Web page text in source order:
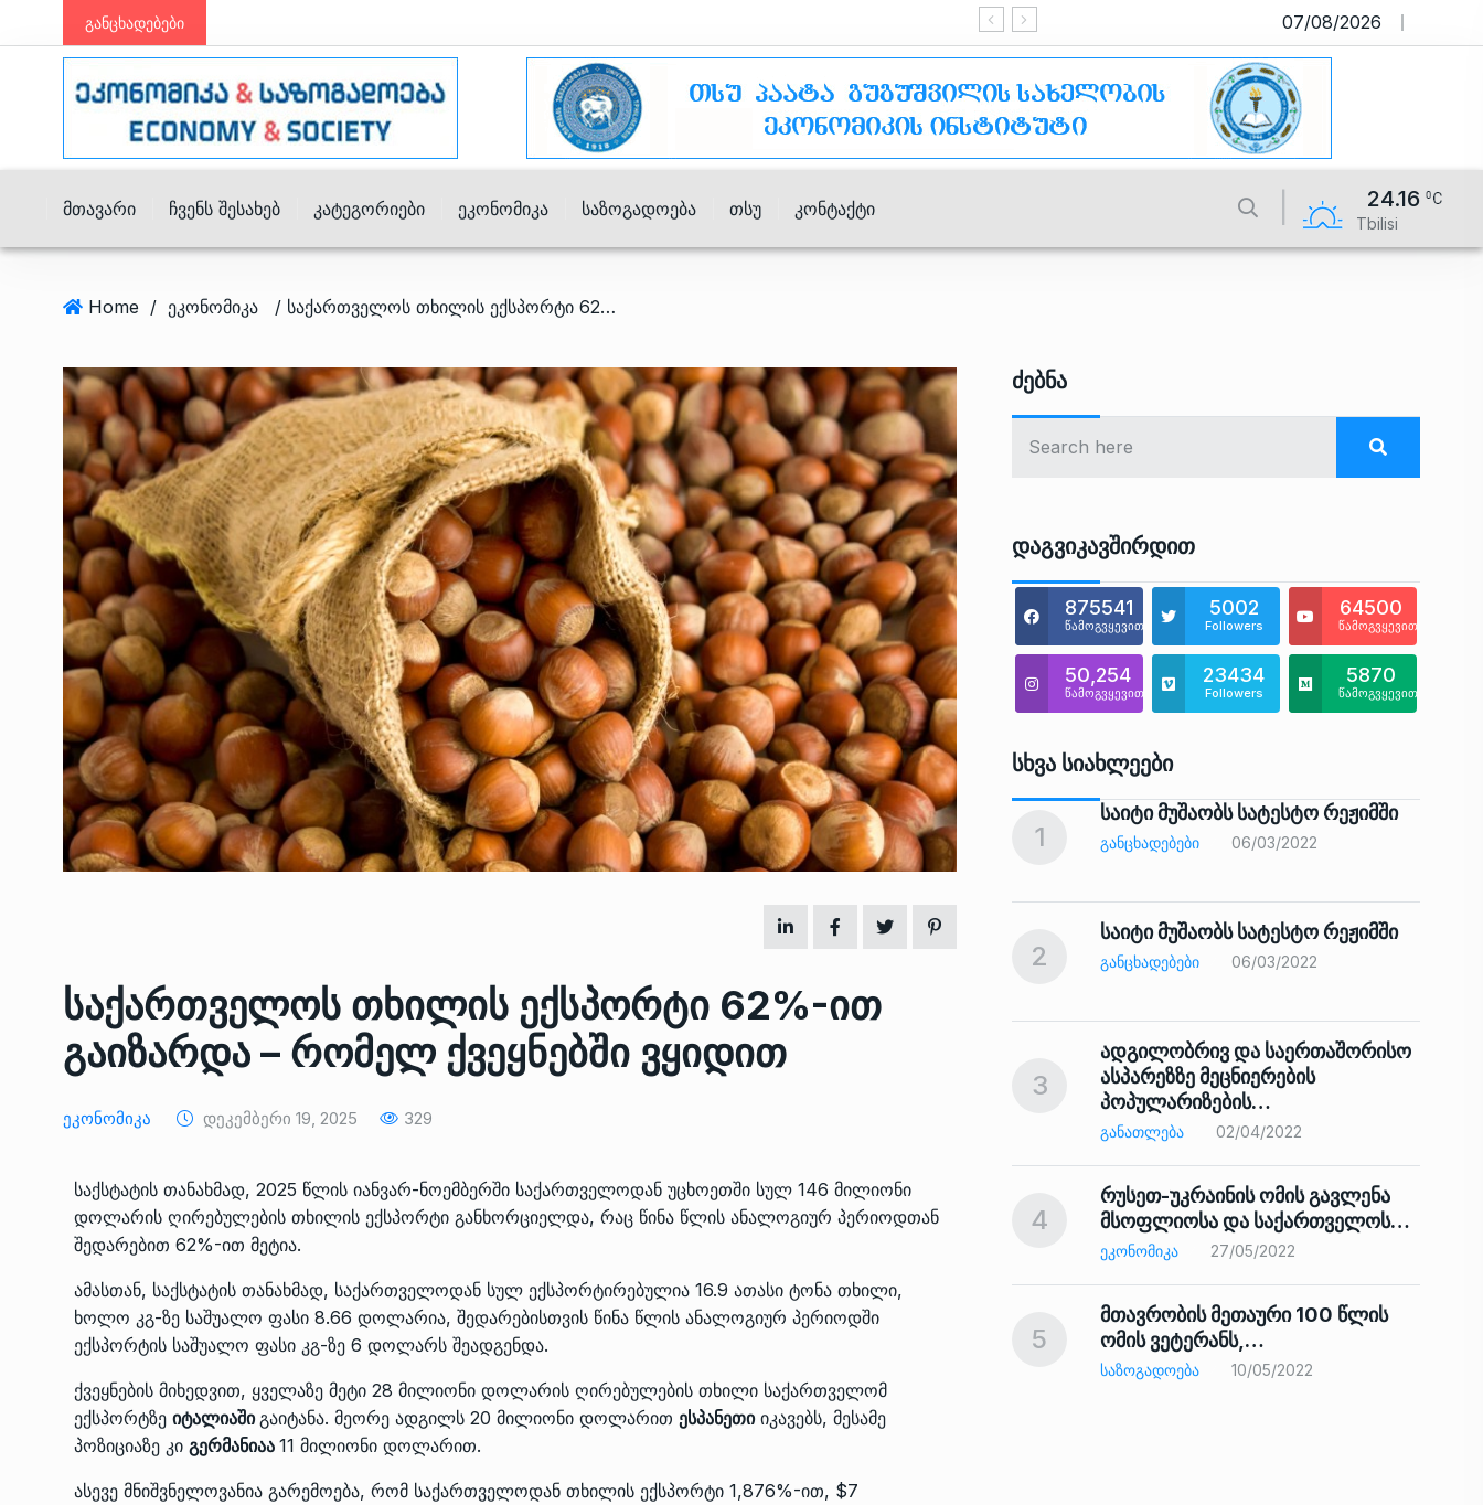
განცხადებები საიტი მუშაობს სატესტო რეჟიმში
07/08/2026
Მთავარი Ჩვენს Შესახებ Კატეგორიები Ეკონომიკა Საზოგადოება Თსუ Კონტაქტი 24.16
Tbilisi
Home / ეკონომიკა / საქართველოს თხილის ექსპორტი 62%-ით გაიზარდა – რომელ ქვეყნებში ვყიდით
საქართველოს თხილის ექსპორტი 62%-ით
გაიზარდა – რომელ ქვეყნებში ვყიდით
Ეკონომიკა Დეკემბერი 19, 2025 329
საქსტატის თანახმად, 2025 წლის იანვარ-ნოემბერში საქართველოდან უცხოეთში სულ 146 მილიონი
დოლარის ღირებულების თხილის ექსპორტი განხორციელდა, რაც წინა წლის ანალოგიურ პერიოდთან
შედარებით 62%-ით მეტია.
ამასთან, საქსტატის თანახმად, საქართველოდან სულ ექსპორტირებულია 16.9 ათასი ტონა თხილი,
ხოლო კგ-ზე საშუალო ფასი 8.66 დოლარია, შედარებისთვის წინა წლის ანალოგიურ პერიოდში
ექსპორტის საშუალო ფასი კგ-ზე 6 დოლარს შეადგენდა.
ქვეყნების მიხედვით, ყველაზე მეტი 28 მილიონი დოლარის ღირებულების თხილი საქართველომ
ექსპორტზე იტალიაშიგაიტანა. მეორე ადგილს 20 მილიონი დოლარით ესპანეთიიკავებს, მესამე
პოზიციაზე კი გერმანიაა 11 მილიონი დოლარით.
ასევე მნიშვნელოვანია გარემოება, რომ საქართველოდან თხილის ექსპორტი 1,876%-ით, $7
Ძებნა
Დაგვიკავშირდით
875541
წამოგვყევით
5002
Followers
64500
წამოგვყევით
50,254
წამოგვყევით
23434
Followers
5870
წამოგვყევით
Სხვა Სიახლეები
6
ოთარ შამუგია ბაქოში გამართულ
მინისტერიალზე სიტყვით…
ᲔᲙᲝᲜᲝᲛᲘᲙᲐ 10/05/2022
სამსახურის…
ᲔᲙᲝᲜᲝᲛᲘᲙᲐ 10/05/2022
8
საქართველოს რკინიგზის
დერეფნის…
9
თბილისის ზაქარია ფალიაშვილის
სახელობის ოპერისა და
ᲙᲣᲚᲢᲣᲠᲐ 13/05/2022
10
სახელობის ოპერისა და
ბალეტის…
ᲙᲣᲚᲢᲣᲠᲐ 13/05/2022
11
ზურაბ აზარაშვილი:
„სოციალურად დაუცველთა
დასაქმების პროგრამაში,…
12 ᲠᲔᲒᲘᲝᲜᲔᲑᲘ
მარაგი დღეისათვის გვაქვს
14
პრემიერ-მინისტრი ირაკლი
ღარიბაშვილი ოზურგეთის
15
რეაბილიტირებული ოზურგეთის…
ᲒᲐᲜᲐᲗᲚᲔᲑᲐ 15/05/2022
1
საიტი მუშაობს სატესტო რეჟიმში
ᲒᲐᲜᲪᲮᲐᲓᲔᲑᲔᲑᲘ 06/03/2022
2
საიტი მუშაობს სატესტო რეჟიმში
ᲒᲐᲜᲪᲮᲐᲓᲔᲑᲔᲑᲘ 06/03/2022
3
ადგილობრივ და საერთაშორისო
ასპარეზზე მეცნიერების
პოპულარიზების…
ᲒᲐᲜᲐᲗᲚᲔᲑᲐ 02/04/2022
4
რუსეთ-უკრაინის ომის გავლენა
მსოფლიოსა და საქართველოს…
ᲔᲙᲝᲜᲝᲛᲘᲙᲐ 27/05/2022
5
მთავრობის მეთაური 100 წლის
ომის ვეტერანს,…
ᲡᲐᲖᲝᲒᲐᲓᲝᲔᲑᲐ 10/05/2022